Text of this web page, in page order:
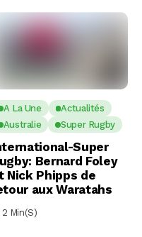
A La Une
Actualités
Australie
Super Rugby
Super
Bernard Foley
Nick Phipps de
aux Waratahs
2 Min(s)